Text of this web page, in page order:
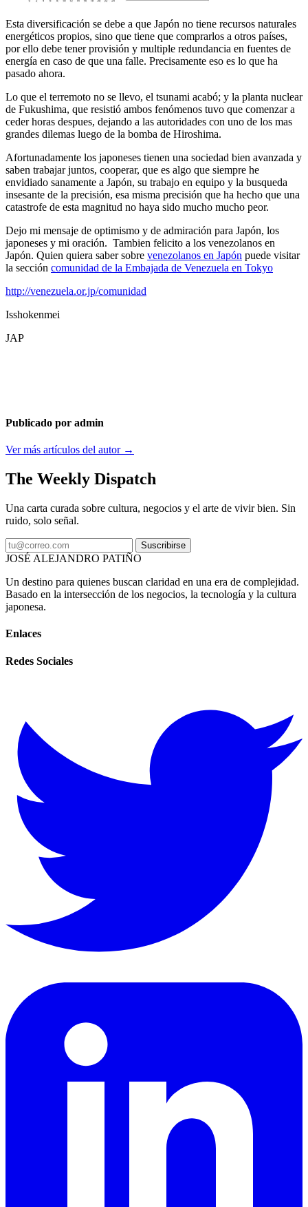
Esta diversificación se debe a que Japón no tiene recursos naturales
energéticos propios, sino que tiene que comprarlos a otros países,
por ello debe tener provisión y multiple redundancia en fuentes de
energía en caso de que una falle. Precisamente eso es lo que ha
pasado ahora.
Lo que el terremoto no se llevo, el tsunami acabó; y la planta nuclear
de Fukushima, que resistió ambos fenómenos tuvo que comenzar a
ceder horas despues, dejando a las autoridades con uno de los mas
grandes dilemas luego de la bomba de Hiroshima.
Afortunadamente los japoneses tienen una sociedad bien avanzada y
saben trabajar juntos, cooperar, que es algo que siempre he
envidiado sanamente a Japón, su trabajo en equipo y la busqueda
insesante de la precisión, esa misma precisión que ha hecho que una
catastrofe de esta magnitud no haya sido mucho mucho peor.
Dejo mi mensaje de optimismo y de admiración para Japón, los
japoneses y mi oración. Tambien felicito a los venezolanos en
Japón. Quien quiera saber sobre venezolanos en Japón puede visitar
la sección comunidad de la Embajada de Venezuela en Tokyo
http://venezuela.or.jp/comunidad
Isshokenmei
JAP
Publicado por admin
Ver más artículos del autor →
The Weekly Dispatch
Una carta curada sobre cultura, negocios y el arte de vivir bien. Sin
ruido, solo señal.
Suscribirse
JOSÉ ALEJANDRO PATIÑO
Un destino para quienes buscan claridad en una era de complejidad.
Basado en la intersección de los negocios, la tecnología y la cultura
japonesa.
Enlaces
Redes Sociales